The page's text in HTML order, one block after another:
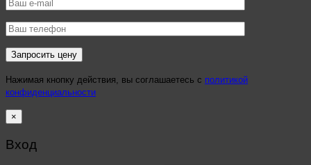
Нажимая кнопку действия, вы соглашаетесь с политикой
конфиденциальности
×
Вход